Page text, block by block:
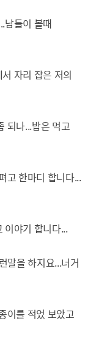
남들이 볼때
자리 잡은 저의
되나...밥은 먹고
고 한마디 합니다...
이야기 합니다...
말을 하지요...너거
이를 적었 보았고